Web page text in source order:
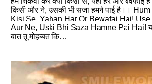
किसी और ने, उसकी भी सजा हमने पाई है।।
Kisi Se, Yahan Har Or Bewafai Hai!
Aur Ne, Uski Bhi Saza Hamne Pai Hai!
बात तू मोहब्बत कि…